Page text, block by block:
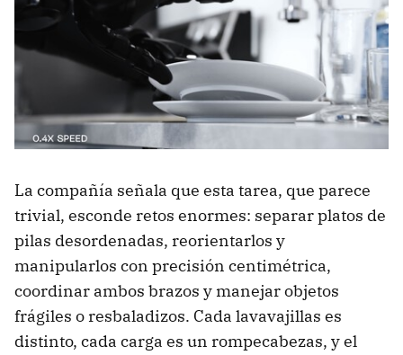
La compañía señala que esta tarea, que parece
trivial, esconde retos enormes: separar platos de
pilas desordenadas, reorientarlos y
manipularlos con precisión centimétrica,
coordinar ambos brazos y manejar objetos
frágiles o resbaladizos. Cada lavavajillas es
distinto, cada carga es un rompecabezas, y el